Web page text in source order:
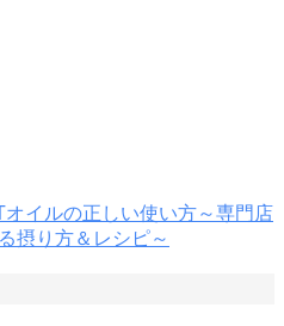
オイルの正しい使い方～専門店
摂り方＆レシピ～